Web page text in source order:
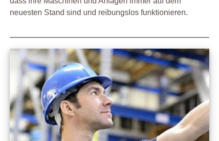
neuesten Stand sind und reibungslos funktionieren.